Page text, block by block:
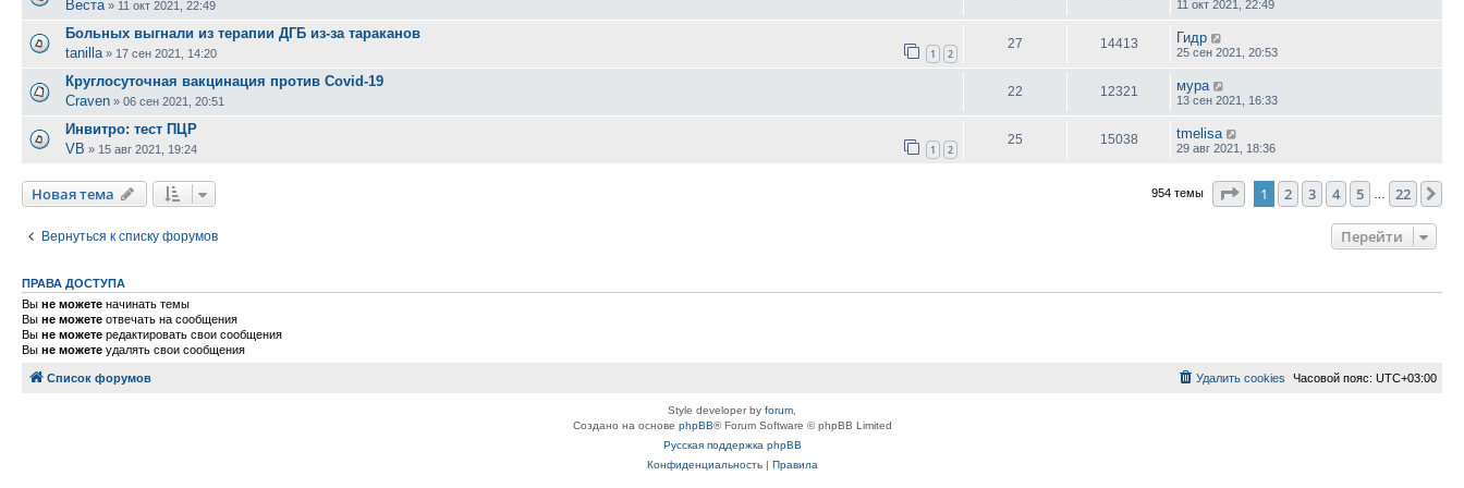
Веста » 11 окт 2021, 22:49 11 окт 2021, 22:49
Больных выгнали из терапии ДГБ из-за тараканов
tanilla » 17 сен 2021, 14:20 1 2
27 14413 Гидр
25 сен 2021, 20:53
Круглосуточная вакцинация против Covid-19
Craven » 06 сен 2021, 20:51
22 12321 мура
13 сен 2021, 16:33
Инвитро: тест ПЦР
VB » 15 авг 2021, 19:24 1 2
25 15038 tmelisa
29 авг 2021, 18:36
Новая тема 954 темы Страница1 из 22
1 2 3 4 5 22
Вернуться к списку форумов Перейти
ПРАВА ДОСТУПА
Вы не можете начинать темы
Вы не можете отвечать на сообщения
Вы не можете редактировать свои сообщения
Вы не можете удалять свои сообщения
Список форумов Часовой пояс: UTC+03:00
Удалить cookies
Style developer by forum,
Создано на основе phpBB® Forum Software © phpBB Limited
Русская поддержка phpBB
Конфиденциальность| Правила